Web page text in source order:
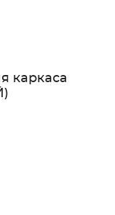
каркаса